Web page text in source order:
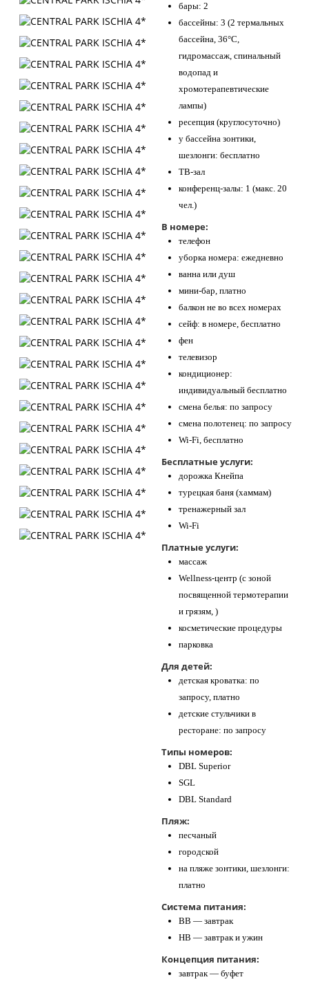
бары: 2
бассейны: 3 (2 термальных
бассейна, 36°С,
гидромассаж, спинальный
водопад и
хромотерапевтические
лампы)
ресепция (круглосуточно)
у бассейна зонтики,
шезлонги: бесплатно
ТВ-зал
конференц-залы: 1 (макс. 20
чел.)
В номере:
телефон
уборка номера: ежедневно
ванна или душ
мини-бар, платно
балкон не во всех номерах
сейф: в номере, бесплатно
фен
телевизор
кондиционер:
индивидуальный бесплатно
смена белья: по запросу
смена полотенец: по запросу
Wi-Fi, бесплатно
Бесплатные услуги:
дорожка Кнейпа
турецкая баня (хаммам)
тренажерный зал
Wi-Fi
Платные услуги:
массаж
Wellness-центр (с зоной
посвященной термотерапии
и грязям, )
косметические процедуры
парковка
Для детей:
детская кроватка: по
запросу, платно
детские стульчики в
ресторане: по запросу
Типы номеров:
DBL Superior
SGL
DBL Standard
Пляж:
песчаный
городской
на пляже зонтики, шезлонги:
платно
Система питания:
BB — завтрак
HB — завтрак и ужин
Концепция питания:
завтрак — буфет